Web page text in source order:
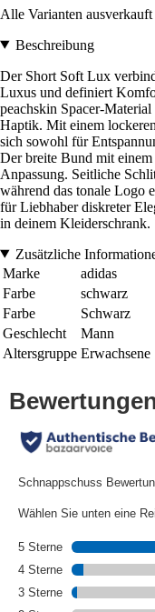
Alle Varianten ausverkauft
Beschreibung
Der Short Soft Lux
Luxus und definiert
peachskin Spacer-
Haptik. Mit einem
sich sowohl für
Der breite Bund mit
Anpassung. Seitliche
während das tonale Logo
für Liebhaber diskreter
in deinem Kleiderschrank.
Zusätzliche
Marke
adidas
Farbe
schwarz
Farbe
Schwarz
Geschlecht
Mann
Altersgruppe Erwachsene